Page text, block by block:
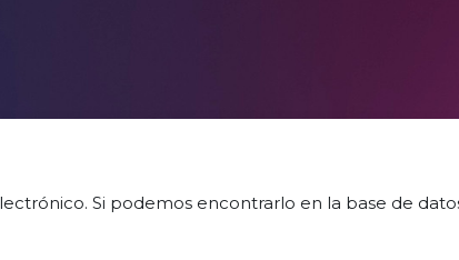
Si podemos encontrarlo en la base de